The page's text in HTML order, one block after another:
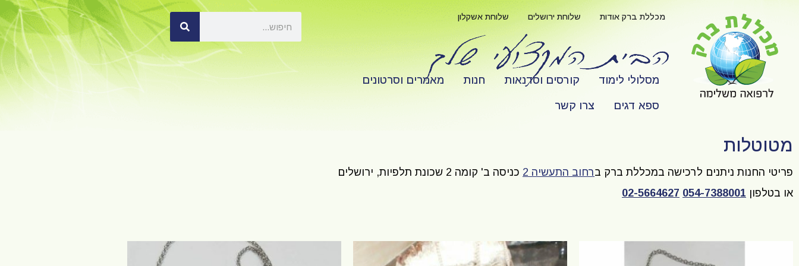
מכללת ברק אודות שלוחת ירושלים שלוחת אשקלון
מסלולי לימוד קורסים וסדנאות חנות מאמרים וסרטונים
ספא דגים צרו קשר
מטוטלות
פריטי החנות ניתנים לרכישה במכללת ברק ברחוב התעשיה 2
כניסה ב' קומה 2 שכונת תלפיות, ירושלים
או בטלפון
02-5664627 054-7388001